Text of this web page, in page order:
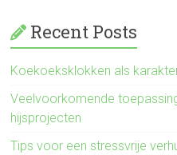
Recent Posts
Koekoeksklokken als
Veelvoorkomende
hijsprojecten
Tips voor een stressvrije